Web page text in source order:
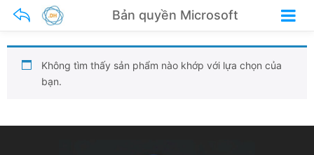
Bản quyền Microsoft
Không tìm thấy sản phẩm nào khớp với lựa chọn của
bạn.